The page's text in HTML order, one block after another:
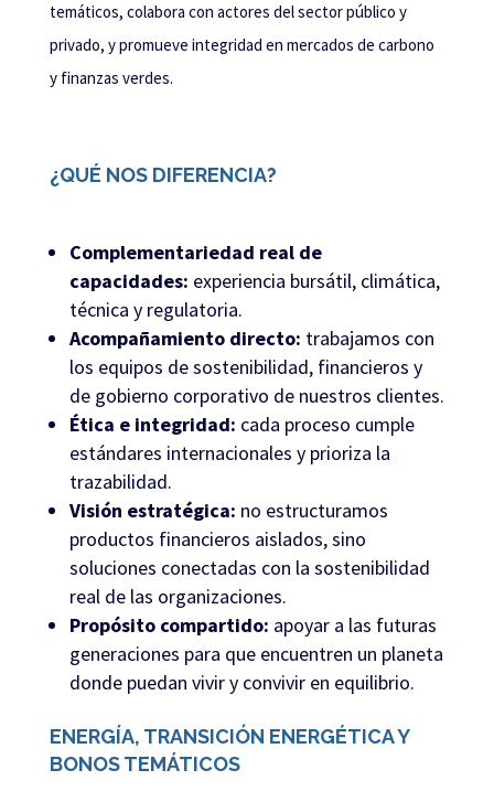
temáticos, colabora con actores del sector público y
privado, y promueve integridad en mercados de carbono
y finanzas verdes.
¿QUÉ NOS DIFERENCIA?
Complementariedad real de
capacidades: experiencia bursátil, climática,
técnica y regulatoria.
Acompañamiento directo: trabajamos con
los equipos de sostenibilidad, financieros y
de gobierno corporativo de nuestros clientes.
Ética e integridad: cada proceso cumple
estándares internacionales y prioriza la
trazabilidad.
Visión estratégica: no estructuramos
productos financieros aislados, sino
soluciones conectadas con la sostenibilidad
real de las organizaciones.
Propósito compartido: apoyar a las futuras
generaciones para que encuentren un planeta
donde puedan vivir y convivir en equilibrio.
ENERGÍA, TRANSICIÓN ENERGÉTICA Y
BONOS TEMÁTICOS